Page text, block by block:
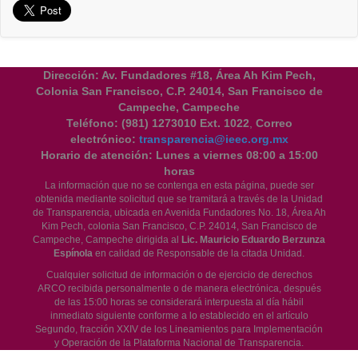
Dirección: Av. Fundadores #18, Área Ah Kim Pech,
Colonia San Francisco, C.P. 24014, San Francisco de
Campeche, Campeche
Teléfono: (981) 1273010 Ext. 1022 Correo
electrónico: transparencia@ieec.org.mx
Horario de atención: Lunes a viernes 08:00 a 15:00
horas
La información que no se contenga en esta página, puede ser
obtenida mediante solicitud que se tramitará a través de la Unidad
de Transparencia, ubicada en Avenida Fundadores No. 18, Área Ah
Kim Pech, colonia San Francisco, C.P. 24014, San Francisco de
Campeche, Campeche dirigida al Lic. Mauricio Eduardo Berzunza
Espínola en calidad de Responsable de la citada Unidad.
Cualquier solicitud de información o de ejercicio de derechos
ARCO recibida personalmente o de manera electrónica, después
de las 15:00 horas se considerará interpuesta al día hábil
inmediato siguiente conforme a lo establecido en el artículo
Segundo, fracción XXIV de los Lineamientos para Implementación
y Operación de la Plataforma Nacional de Transparencia.